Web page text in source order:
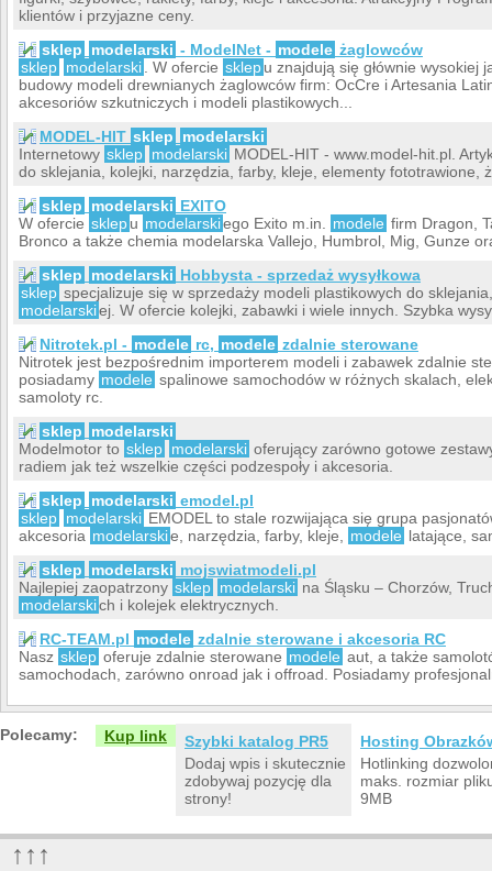
klientów i przyjazne ceny.
sklep
modelarski - ModelNet - modele żaglowców
sklep modelarski . W ofercie sklepu znajdują się głównie wysokiej
budowy modeli drewnianych żaglowców firm: OcCre i Artesania
akcesoriów szkutniczych i modeli plastikowych...
MODEL-HIT sklep
modelarski
Internetowy sklep modelarski MODEL-HIT - www.model-hit.pl.
do sklejania, kolejki, narzędzia, farby, kleje, elementy fototrawione,
sklep
modelarski EXITO
W ofercie sklepu modelarskiego Exito m.in. modele firm Dragon,
Bronco a także chemia modelarska Vallejo, Humbrol, Mig, Gunze
sklep
modelarski Hobbysta - sprzedaż wysyłkowa
sklep specjalizuje się w sprzedaży modeli plastikowych do
modelarskiej. W ofercie kolejki, zabawki i wiele innych. Szybka
Nitrotek.pl - modele rc, modele zdalnie sterowane
Nitrotek jest bezpośrednim importerem modeli i zabawek zdalnie
posiadamy modele spalinowe samochodów w różnych skalach,
samoloty rc.
sklep
modelarski
Modelmotor to sklep modelarski oferujący zarówno gotowe
radiem jak też wszelkie części podzespoły i akcesoria.
sklep
modelarski emodel.pl
sklep modelarski EMODEL to stale rozwijająca się grupa
akcesoria modelarskie, narzędzia, farby, kleje, modele latające,
sklep
modelarski mojswiatmodeli.pl
Najlepiej zaopatrzony sklep modelarski na Śląsku – Chorzów,
modelarskich i kolejek elektrycznych.
RC-TEAM.pl modele zdalnie sterowane i akcesoria RC
Nasz sklep oferuje zdalnie sterowane modele aut, a także
samochodach, zarówno onroad jak i offroad. Posiadamy
Polecamy: Kup link
Szybki katalog PR5
Dodaj wpis i skutecznie
zdobywaj pozycję dla
strony!
Hosting
Hotlinking
maks. rozmiar
9MB
↑↑↑